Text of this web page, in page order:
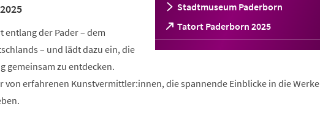
Stadtmuseum Paderborn
Tatort Paderborn 2025
(Öffnet
in
einem
der Pader – dem
– und lädt dazu ein, die
gemeinsam zu entdecken.
von erfahrenen Kunstvermittler:innen, die spannende Einblicke in die Werke